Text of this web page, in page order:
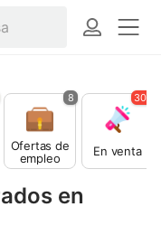
en
Ofertas de
empleo
8
En venta
305